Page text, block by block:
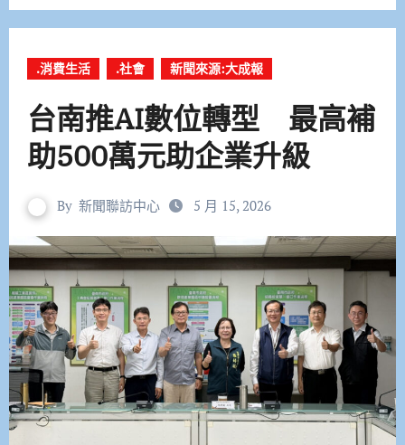
.消費生活 .社會 新聞來源:大成報
台南推AI數位轉型 最高補
助500萬元助企業升級
By 新聞聯訪中心 5 月 15, 2026